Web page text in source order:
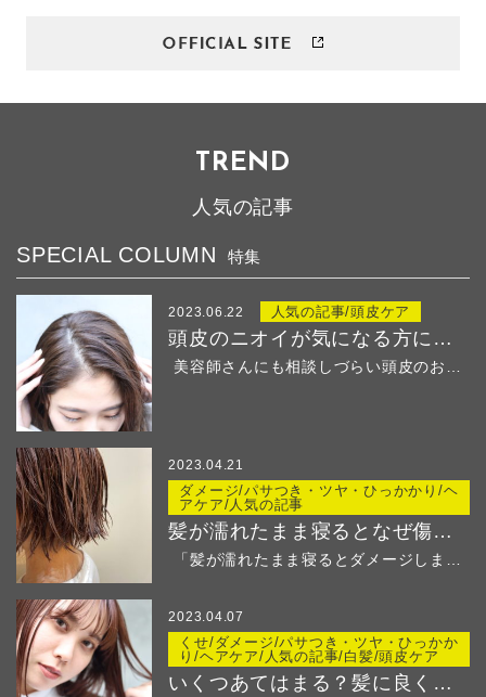
TREND
人気の記事
SPECIAL COLUMN 特集
2023.06.22 人気の記事/頭皮ケア
頭皮のニオイが気になる方におすすめ！
美容師さんにも相談しづらい頭皮のお悩み・・・ &...
2023.04.21
ダメージ/パサつき・ツヤ・ひっかかり/ヘ
アケア/人気の記事
髪が濡れたまま寝るとなぜ傷む？
2023.04.07
くせ/ダメージ/パサつき・ツヤ・ひっかか
り/ヘアケア/人気の記事/白髪/頭皮ケア
いくつあてはまる？髪に良くないことリストでチェック